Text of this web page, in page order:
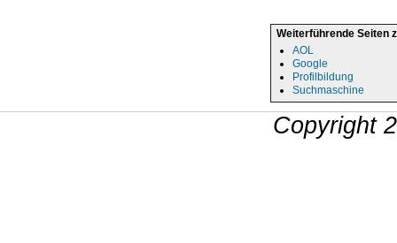
Weiterführende Seiten
AOL
Google
Profilbildung
Suchmaschine
Copyright